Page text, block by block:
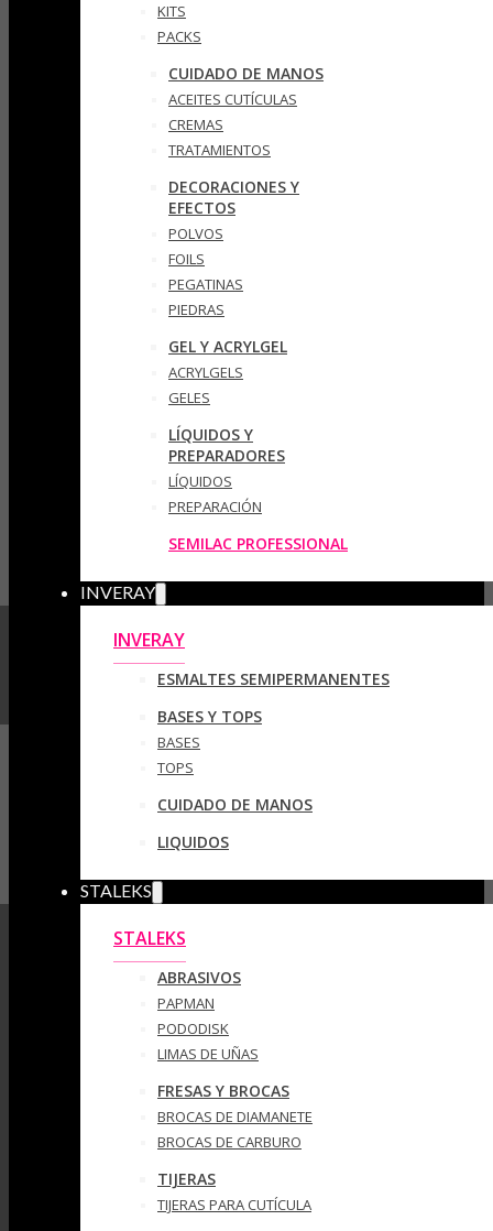
KITS
PACKS
CUIDADO DE MANOS
ACEITES CUTÍCULAS
CREMAS
TRATAMIENTOS
DECORACIONES Y
EFECTOS
POLVOS
FOILS
PEGATINAS
PIEDRAS
GEL Y ACRYLGEL
ACRYLGELS
GELES
LÍQUIDOS Y
PREPARADORES
LÍQUIDOS
PREPARACIÓN
SEMILAC PROFESSIONAL
INVERAY
INVERAY
ESMALTES SEMIPERMANENTES
BASES Y TOPS
BASES
TOPS
CUIDADO DE MANOS
LIQUIDOS
STALEKS
STALEKS
ABRASIVOS
PAPMAN
PODODISK
LIMAS DE UÑAS
FRESAS Y BROCAS
BROCAS DE DIAMANETE
BROCAS DE CARBURO
TIJERAS
TIJERAS PARA CUTÍCULA